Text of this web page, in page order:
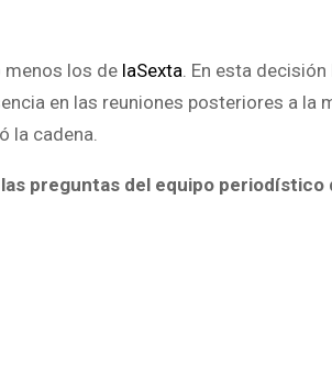
menos los de laSexta. En esta
en las reuniones posteriores a la
la cadena.
preguntas del equipo periodístico